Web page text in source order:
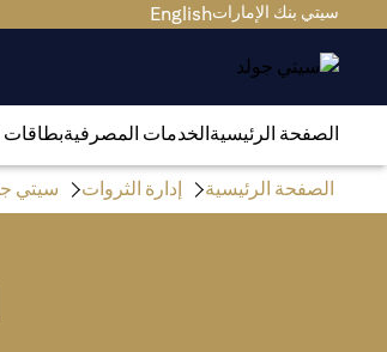
سيتي بنك الإماراتEnglish
الصفحة الرئيسيةالخدمات المصرفيةبطاقات
الصفحة الرئيسية إدارة الثروات سيتي